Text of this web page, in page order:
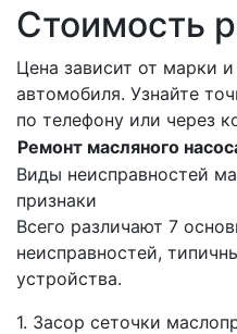
Стоимость
Цена зависит от марки
автомобиля. Узнайте
по телефону или через
Ремонт масляного
Виды неисправностей
признаки
Всего различают 7
неисправностей,
устройства.
1. Засор сеточки